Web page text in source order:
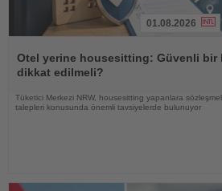
Oku
01.08.2026
Otel yerine housesitting: Güvenli bir
dikkat edilmeli?
Tüketici Merkezi NRW, housesitting yapanlara
talepleri konusunda önemli tavsiyelerde bulunuyor